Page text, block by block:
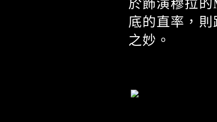
底的直率，
之妙。